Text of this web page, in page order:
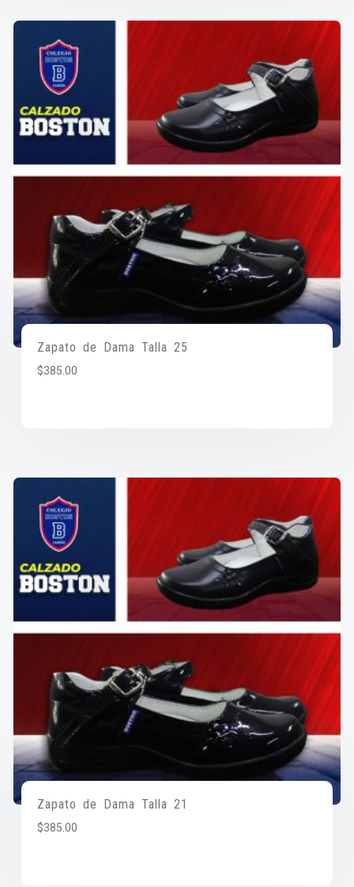
Zapato de Dama Talla 25
$385.00
Zapato de Dama Talla 21
$385.00